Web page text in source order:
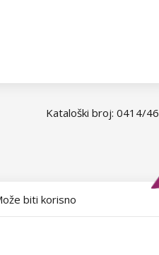
Kataloški broj: 0414/46
biti korisno